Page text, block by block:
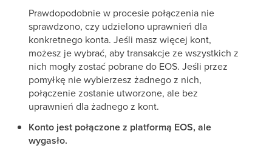
Prawdopodobnie w procesie połączenia nie
sprawdzono, czy udzielono uprawnień dla
konkretnego konta. Jeśli masz więcej kont,
możesz je wybrać, aby transakcje ze wszystkich z
nich mogły zostać pobrane do EOS. Jeśli przez
pomyłkę nie wybierzesz żadnego z nich,
połączenie zostanie utworzone, ale bez
uprawnień dla żadnego z kont.
Konto jest połączone z platformą EOS, ale
wygasło.